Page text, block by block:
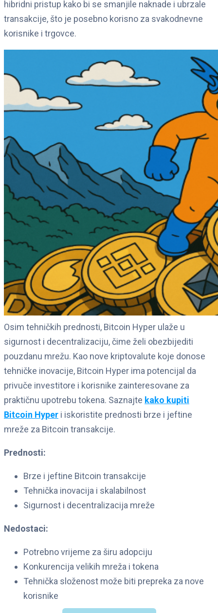
hibridni pristup kako bi se smanjile naknade i ubrzale
transakcije, što je posebno korisno za svakodnevne
korisnike i trgovce.
Osim tehničkih prednosti, Bitcoin Hyper ulaže u
sigurnost i decentralizaciju, čime želi obezbijediti
pouzdanu mrežu. Kao nove kriptovalute koje donose
tehničke inovacije, Bitcoin Hyper ima potencijal da
privuče investitore i korisnike zainteresovane za
praktičnu upotrebu tokena. Saznajte kako kupiti
Bitcoin Hyper i iskoristite prednosti brze i jeftine
mreže za Bitcoin transakcije.
Prednosti:
Brze i jeftine Bitcoin transakcije
Tehnička inovacija i skalabilnost
Sigurnost i decentralizacija mreže
Nedostaci:
Potrebno vrijeme za širu adopciju
Konkurencija velikih mreža i tokena
Tehnička složenost može biti prepreka za nove
korisnike